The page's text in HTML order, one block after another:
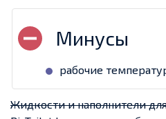
рабочие
Жидкости и наполнители